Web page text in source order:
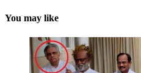
You may like